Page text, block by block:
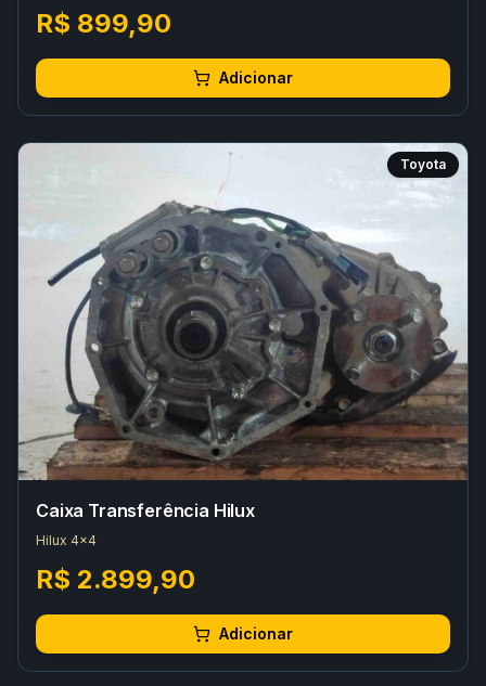
R$ 899,90
Adicionar
Toyota
Caixa Transferência Hilux
Hilux 4x4
R$ 2.899,90
Adicionar